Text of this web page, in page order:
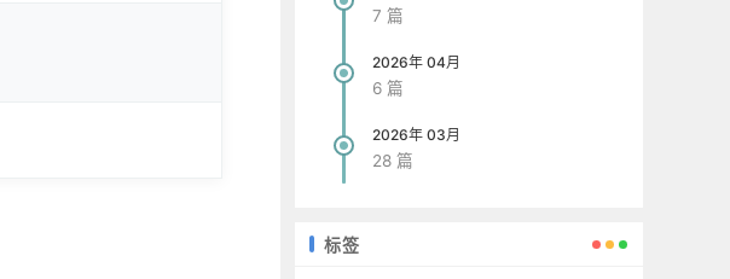
7 篇
2026年 04月
6 篇
2026年 03月
28 篇
标签